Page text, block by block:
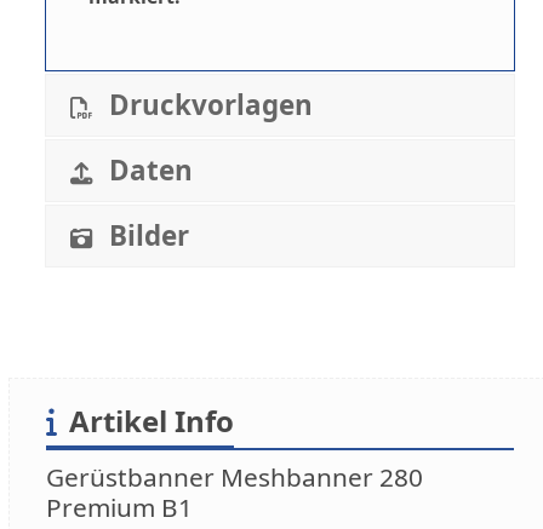
Druckvorlagen
Daten
Bilder
Artikel Info
Gerüstbanner Meshbanner 280
Premium B1